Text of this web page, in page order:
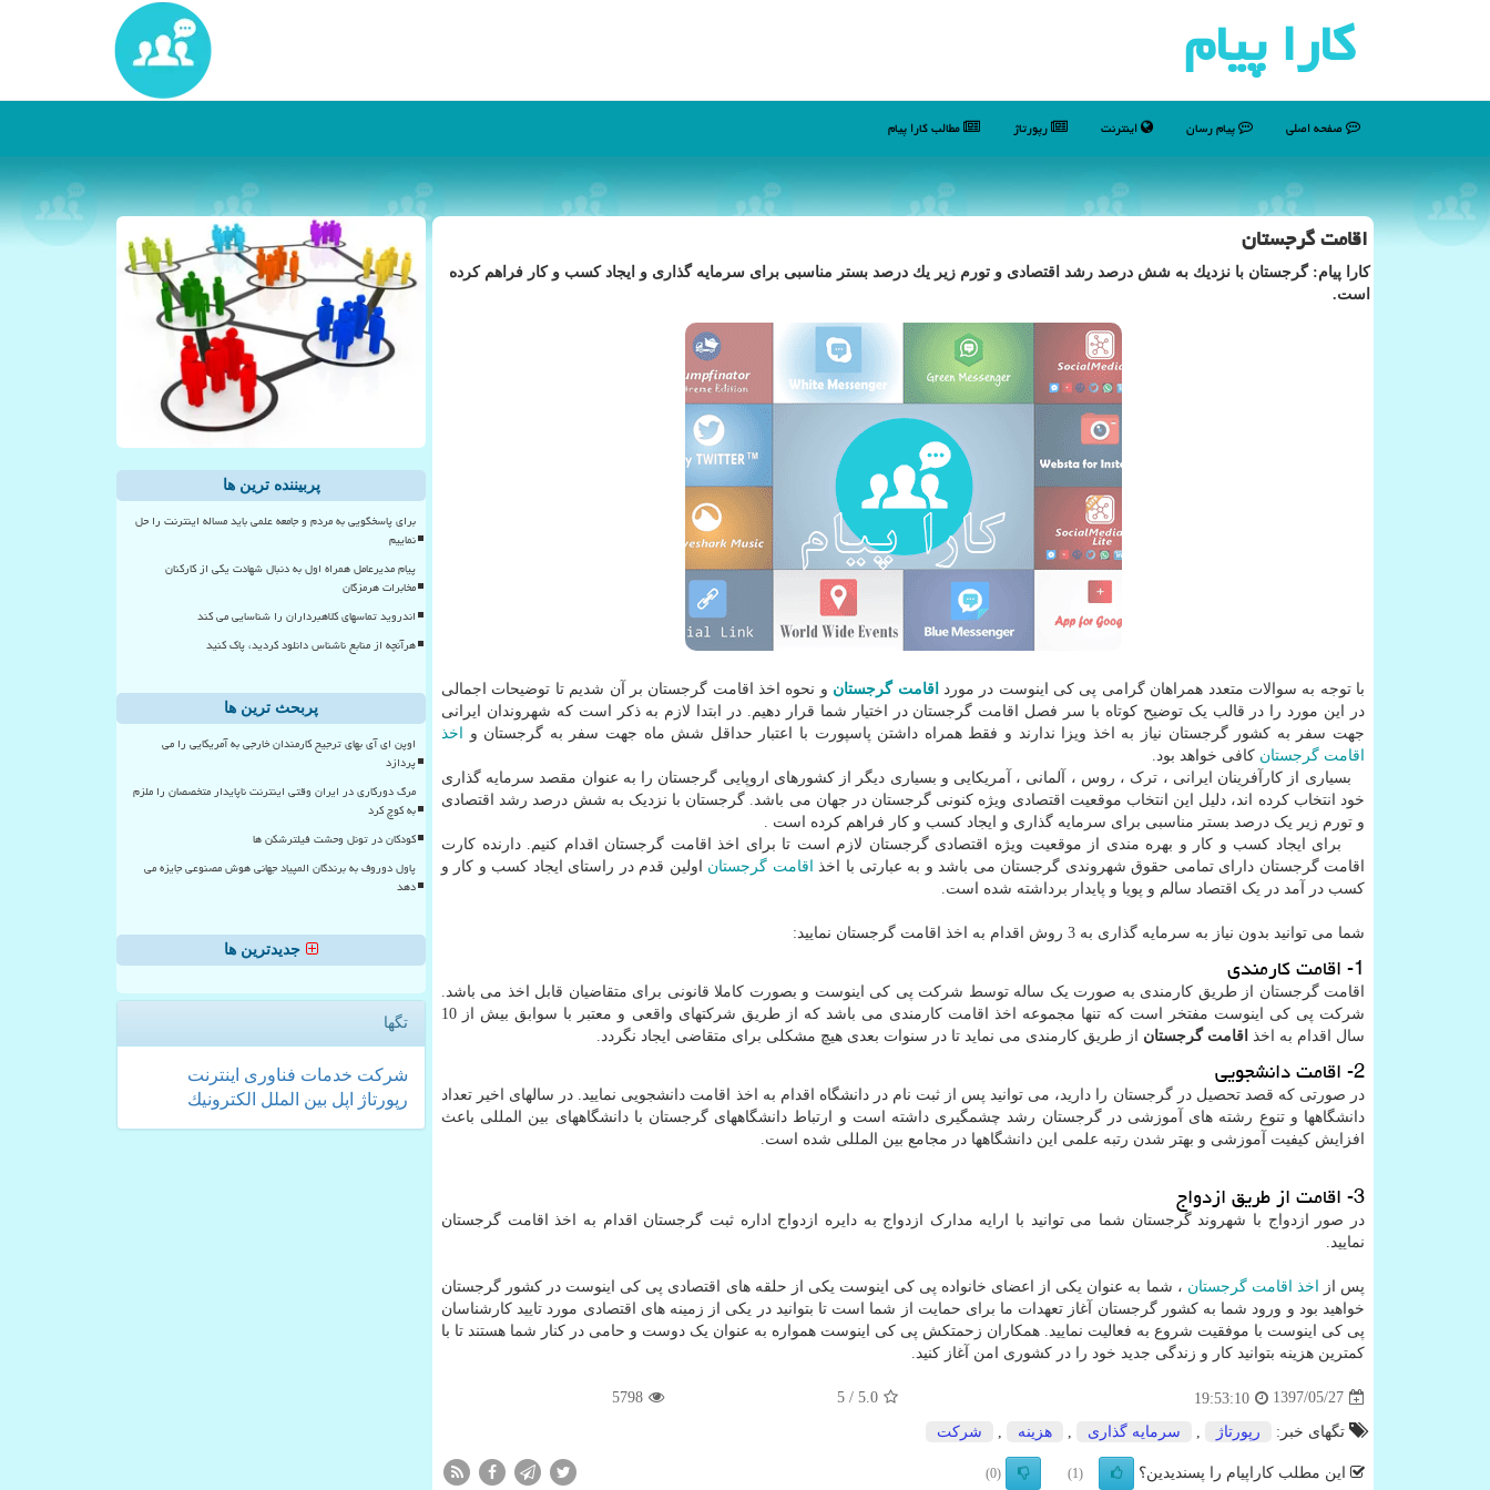
كارا پیام
صفحه اصلی پیام رسان اینترنت رپورتاژ مطالب كارا پیام
اقامت گرجستان
كارا پیام: گرجستان با نزدیك به شش درصد رشد اقتصادی و تورم زیر یك درصد بستر مناسبی برای سرمایه گذاری و ایجاد كسب و كار فراهم كرده
است.
با توجه به سوالات متعدد همراهان گرامی پی کی اینوست در مورد اقامت گرجستان و نحوه اخذ اقامت گرجستان بر آن شدیم تا توضیحات اجمالی
در این مورد را در قالب یک توضیح کوتاه با سر فصل اقامت گرجستان در اختیار شما قرار دهیم. در ابتدا لازم به ذکر است که شهروندان ایرانی
جهت سفر به کشور گرجستان نیاز به اخذ ویزا ندارند و فقط همراه داشتن پاسپورت با اعتبار حداقل شش ماه جهت سفر به گرجستان و
اخذ
اقامت گرجستان کافی خواهد بود.
بسیاری از کارآفرینان ایرانی ، ترک ، روس ، آلمانی ، آمریکایی و بسیاری دیگر از کشورهای اروپایی گرجستان را به عنوان مقصد سرمایه گذاری
خود انتخاب کرده اند، دلیل این انتخاب موقعیت اقتصادی ویژه کنونی گرجستان در جهان می باشد. گرجستان با نزدیک به شش درصد رشد اقتصادی
و تورم زیر یک درصد بستر مناسبی برای سرمایه گذاری و ایجاد کسب و کار فراهم کرده است .
برای ایجاد کسب و کار و بهره مندی از موقعیت ویژه اقتصادی گرجستان لازم است تا برای اخذ اقامت گرجستان اقدام کنیم. دارنده کارت
اقامت گرجستان دارای تمامی حقوق شهروندی گرجستان می باشد و به عبارتی با اخذ اقامت گرجستان اولین قدم در راستای ایجاد کسب و کار و
کسب در آمد در یک اقتصاد سالم و پویا و پایدار برداشته شده است.
شما می توانید بدون نیاز به سرمایه گذاری به 3 روش اقدام به اخذ اقامت گرجستان نمایید:
1- اقامت کارمندی
اقامت گرجستان از طریق کارمندی به صورت یک ساله توسط شرکت پی کی اینوست و بصورت کاملا قانونی برای متقاضیان قابل اخذ می باشد.
شرکت پی کی اینوست مفتخر است که تنها مجموعه اخذ اقامت کارمندی می باشد که از طریق شرکتهای واقعی و معتبر با سوابق بیش از 10
سال اقدام به اخذ اقامت گرجستان از طریق کارمندی می نماید تا در سنوات بعدی هیچ مشکلی برای متقاضی ایجاد نگردد.
2- اقامت دانشجویی
در صورتی که قصد تحصیل در گرجستان را دارید، می توانید پس از ثبت نام در دانشگاه اقدام به اخذ اقامت دانشجویی نمایید. در سالهای اخیر تعداد
دانشگاهها و تنوع رشته های آموزشی در گرجستان رشد چشمگیری داشته است و ارتباط دانشگاههای گرجستان با دانشگاههای بین المللی باعث
افزایش کیفیت آموزشی و بهتر شدن رتبه علمی این دانشگاهها در مجامع بین المللی شده است.
3- اقامت از طریق ازدواج
در صور ازدواج با شهروند گرجستان شما می توانید با ارایه مدارک ازدواج به دایره ازدواج اداره ثبت گرجستان اقدام به اخذ اقامت گرجستان
نمایید.
پس از اخذ اقامت گرجستان ، شما به عنوان یکی از اعضای خانواده پی کی اینوست یکی از حلقه های اقتصادی پی کی اینوست در کشور گرجستان
خواهید بود و ورود شما به کشور گرجستان آغاز تعهدات ما برای حمایت از شما است تا بتوانید در یکی از زمینه های اقتصادی مورد تایید کارشناسان
پی کی اینوست با موفقیت شروع به فعالیت نمایید. همکاران زحمتکش پی کی اینوست همواره به عنوان یک دوست و حامی در کنار شما هستند تا با
کمترین هزینه بتوانید کار و زندگی جدید خود را در کشوری امن آغاز کنید.
1397/05/27
19:53:10
5.0
/ 5
5798
تگهای خبر: رپورتاژ سرمایه گذاری هزینه شركت
این مطلب کاراپیام را پسندیدین؟ (1)
(0)
پربیننده ترین ها
برای پاسخگویی به مردم و جامعه علمی باید مساله اینترنت را حل
نماییم
پیام مدیرعامل همراه اول به دنبال شهادت یکی از کارکنان
مخابرات هرمزگان
اندروید تماسهای کلاهبرداران را شناسایی می کند
هرآنچه از منابع ناشناس دانلود کردید، پاک کنید
پربحث ترین ها
اوپن ای آی بهای ترجیح کارمندان خارجی به آمریکایی را می
پردازد
مرگ دورکاری در ایران وقتی اینترنت ناپایدار متخصصان را ملزم
به کوچ کرد
کودکان در تونل وحشت فیلترشکن ها
پاول دوروف به برندگان المپیاد جهانی هوش مصنوعی جایزه می
دهد
جدیدترین ها
تگها
شركت خدمات فناوری اینترنت
رپورتاژ
اپل بین الملل الكترونیك